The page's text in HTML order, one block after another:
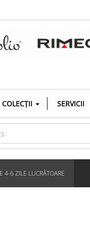
COLECȚII SERVICII
4-6 ZILE LUCRĂTOARE